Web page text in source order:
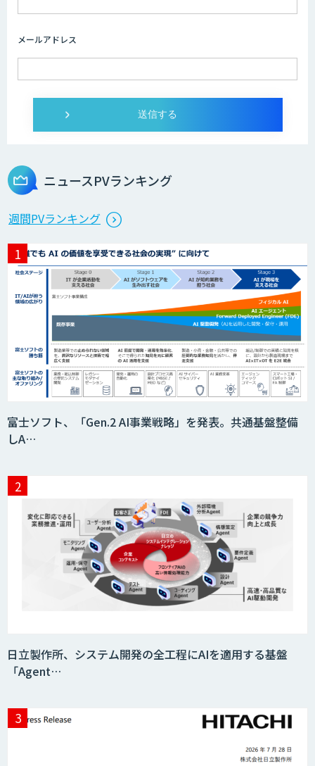
メールアドレス
ニュースPVランキング
週間PVランキング
富士ソフト、「Gen.2 AI事業戦略」を発表。共通基盤整備
しA…
日立製作所、システム開発の全工程にAIを適用する基盤
「Agent…